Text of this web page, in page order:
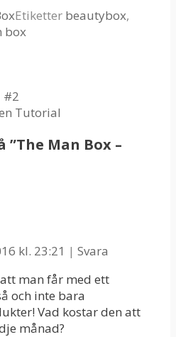
Etiketter beautybox,
box
#2
Tutorial
”The Man Box –
kl. 23:21 | Svara
man får med ett
och inte bara
Vad kostar den att
månad?